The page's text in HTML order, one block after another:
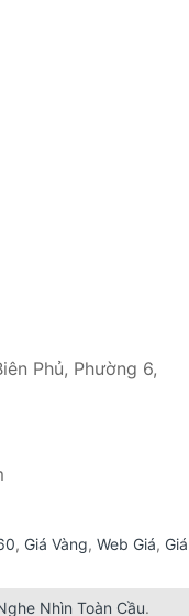
Phủ, Phường 6,
, Giá Vàng, Web Giá, Giá
Nhìn Toàn Cầu.